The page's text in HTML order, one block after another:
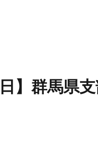
日】群馬県